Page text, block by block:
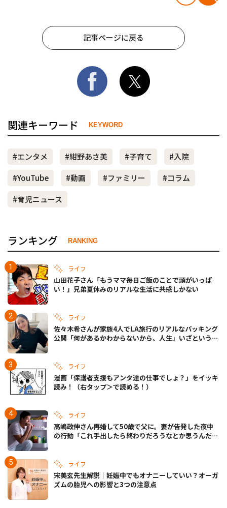
記事ページに戻る
関連キーワード KEYWORD
#エンタメ #紺野あさ美 #子育て
#入院
#YouTube
#動画 #ファミリー
#コラム
#育児ニュース
ランキング RANKING
ライフ
山田花子さん「もうママ毎日ご飯のことで頭がいっぱ
い！」兄弟夏休みのリアルな生活に共感しかない
ライフ
佐々木希さんが家族4人でLA旅行のリアルなパッキング
公開「何があるかわからないから、人生」いざというと
ライフ
漫画「保護者支援もアンタ達の仕事でしょ？」をイッキ
読み！（右タップ＞で読める！）
ライフ
高嶋政伸さん再婚して50歳で父に。妻が告発した夜中
の行動「これ手出したら終わりだろうなとか思うんだけ
ライフ
宋美玄先生解説｜妊娠中でもオナニーしていい？オーガ
ズムの胎児への影響と3つの注意点